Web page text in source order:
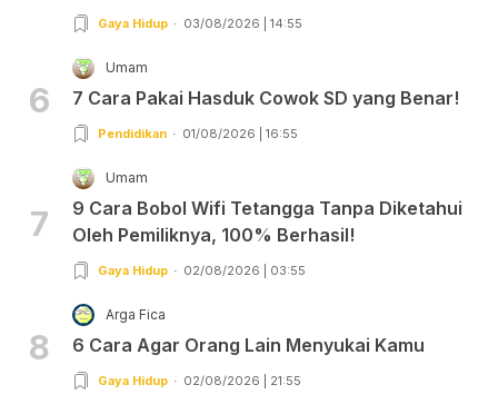
Gaya Hidup 03/08/2026 | 14:55
6
Umam
7 Cara Pakai Hasduk Cowok SD yang Benar!
Pendidikan 01/08/2026 | 16:55
7
Umam
9 Cara Bobol Wifi Tetangga Tanpa Diketahui
Oleh Pemiliknya, 100% Berhasil!
Gaya Hidup 02/08/2026 | 03:55
8
Arga Fica
6 Cara Agar Orang Lain Menyukai Kamu
Gaya Hidup 02/08/2026 | 21:55